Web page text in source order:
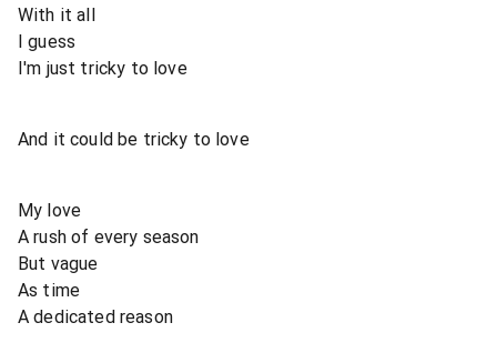
With it all
I guess
I'm just tricky to love
And it could be tricky to love
My love
A rush of every season
But vague
As time
A dedicated reason